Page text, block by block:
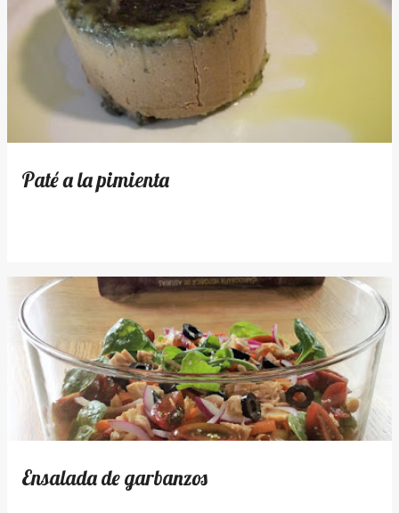
Paté a la pimienta
Ensalada de garbanzos